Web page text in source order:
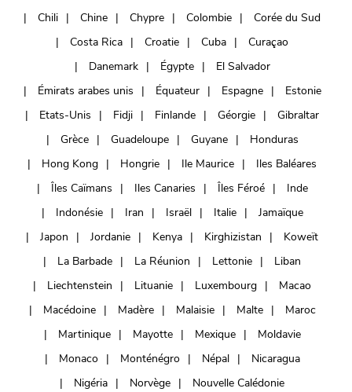
Chili
Chine Chypre Colombie
Corée du Sud
Costa Rica
Croatie Cuba
Curaçao
Danemark
Égypte
El Salvador
Émirats arabes unis
Équateur Espagne
Estonie
Etats-Unis
Fidji Finlande Géorgie
Gibraltar
Grèce
Guadeloupe Guyane
Honduras
Hong Kong
Hongrie Ile Maurice
Iles Baléares
Îles Caïmans
Iles Canaries Îles Féroé
Inde
Indonésie
Iran Israël Italie
Jamaïque
Japon
Jordanie Kenya Kirghizistan
Koweït
La Barbade
La Réunion Lettonie
Liban
Liechtenstein
Lituanie Luxembourg
Macao
Macédoine
Madère Malaisie Malte
Maroc
Martinique
Mayotte Mexique
Moldavie
Monaco
Monténégro Népal
Nicaragua
Nigéria
Norvège
Nouvelle Calédonie